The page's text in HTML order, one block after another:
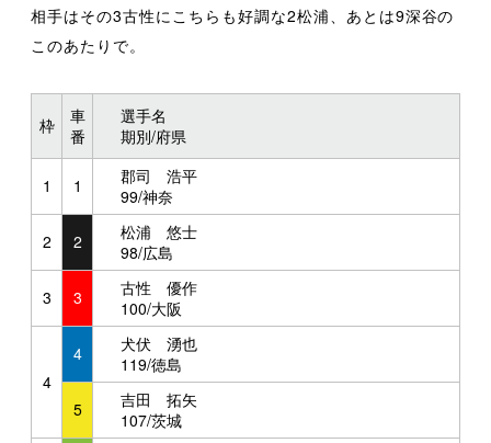
相手はその3古性にこちらも好調な2松浦、あとは9深谷の
このあたりで。
枠
車
番
選手名
期別/府県
1 1
郡司 浩平
99/神奈
2 2
松浦 悠士
98/広島
3 3
古性 優作
100/大阪
4
4
犬伏 湧也
119/徳島
5
吉田 拓矢
107/茨城